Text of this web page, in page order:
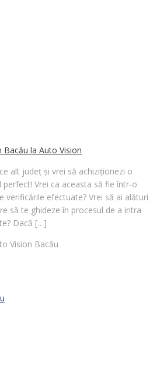
Bacău la Auto Vision
alt județ și vrei să achiziționezi o
Vrei ca aceasta să fie într-o
verificările efectuate? Vrei să ai alături
să te ghideze în procesul de a intra
Dacă […]